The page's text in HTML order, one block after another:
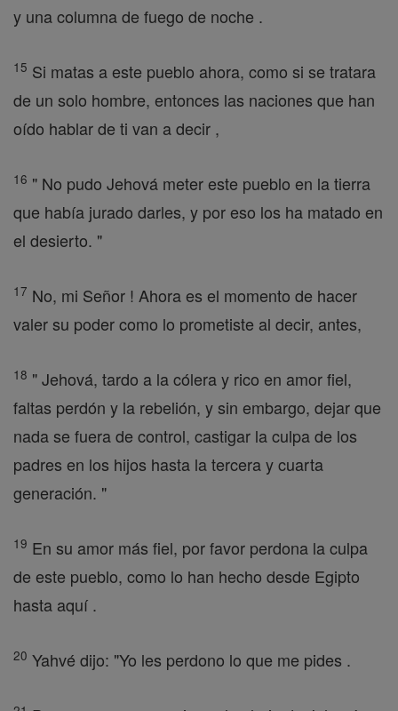
y una columna de fuego de noche .
15 Si matas a este pueblo ahora, como si se tratara
de un solo hombre, entonces las naciones que han
oído hablar de ti van a decir ,
16 " No pudo Jehová meter este pueblo en la tierra
que había jurado darles, y por eso los ha matado en
el desierto. "
17 No, mi Señor ! Ahora es el momento de hacer
valer su poder como lo prometiste al decir, antes,
18 " Jehová, tardo a la cólera y rico en amor fiel,
faltas perdón y la rebelión, y sin embargo, dejar que
nada se fuera de control, castigar la culpa de los
padres en los hijos hasta la tercera y cuarta
generación. "
19 En su amor más fiel, por favor perdona la culpa
de este pueblo, como lo han hecho desde Egipto
hasta aquí .
20 Yahvé dijo: "Yo les perdono lo que me pides .